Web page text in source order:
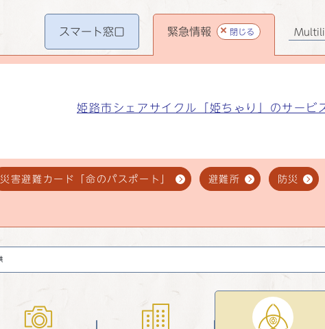
スマート窓口 緊急情報 閉じる
姫路市シェアサイクル「姫ちゃり」のサービ
災害避難カード「命のパスポート」 避難所 防災